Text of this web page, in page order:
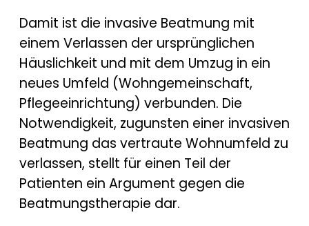
Damit ist die invasive Beatmung mit
einem Verlassen der ursprünglichen
Häuslichkeit und mit dem Umzug in ein
neues Umfeld (Wohngemeinschaft,
Pflegeeinrichtung) verbunden. Die
Notwendigkeit, zugunsten einer invasiven
Beatmung das vertraute Wohnumfeld zu
verlassen, stellt für einen Teil der
Patienten ein Argument gegen die
Beatmungstherapie dar.